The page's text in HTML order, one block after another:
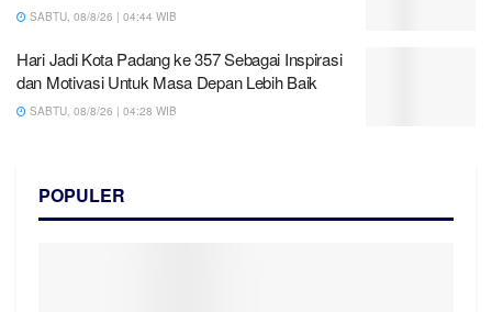
SABTU, 08/8/26 | 04:44 WIB
Hari Jadi Kota Padang ke 357 Sebagai Inspirasi
dan Motivasi Untuk Masa Depan Lebih Baik
SABTU, 08/8/26 | 04:28 WIB
POPULER